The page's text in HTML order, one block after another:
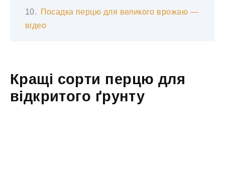
Посадка перцю для великого врожаю —
відео
Кращі сорти перцю для
відкритого ґрунту